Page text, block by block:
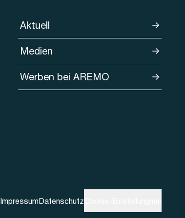
Aktuell
Medien
Werben bei AREMO
ImpressumDatenschutz